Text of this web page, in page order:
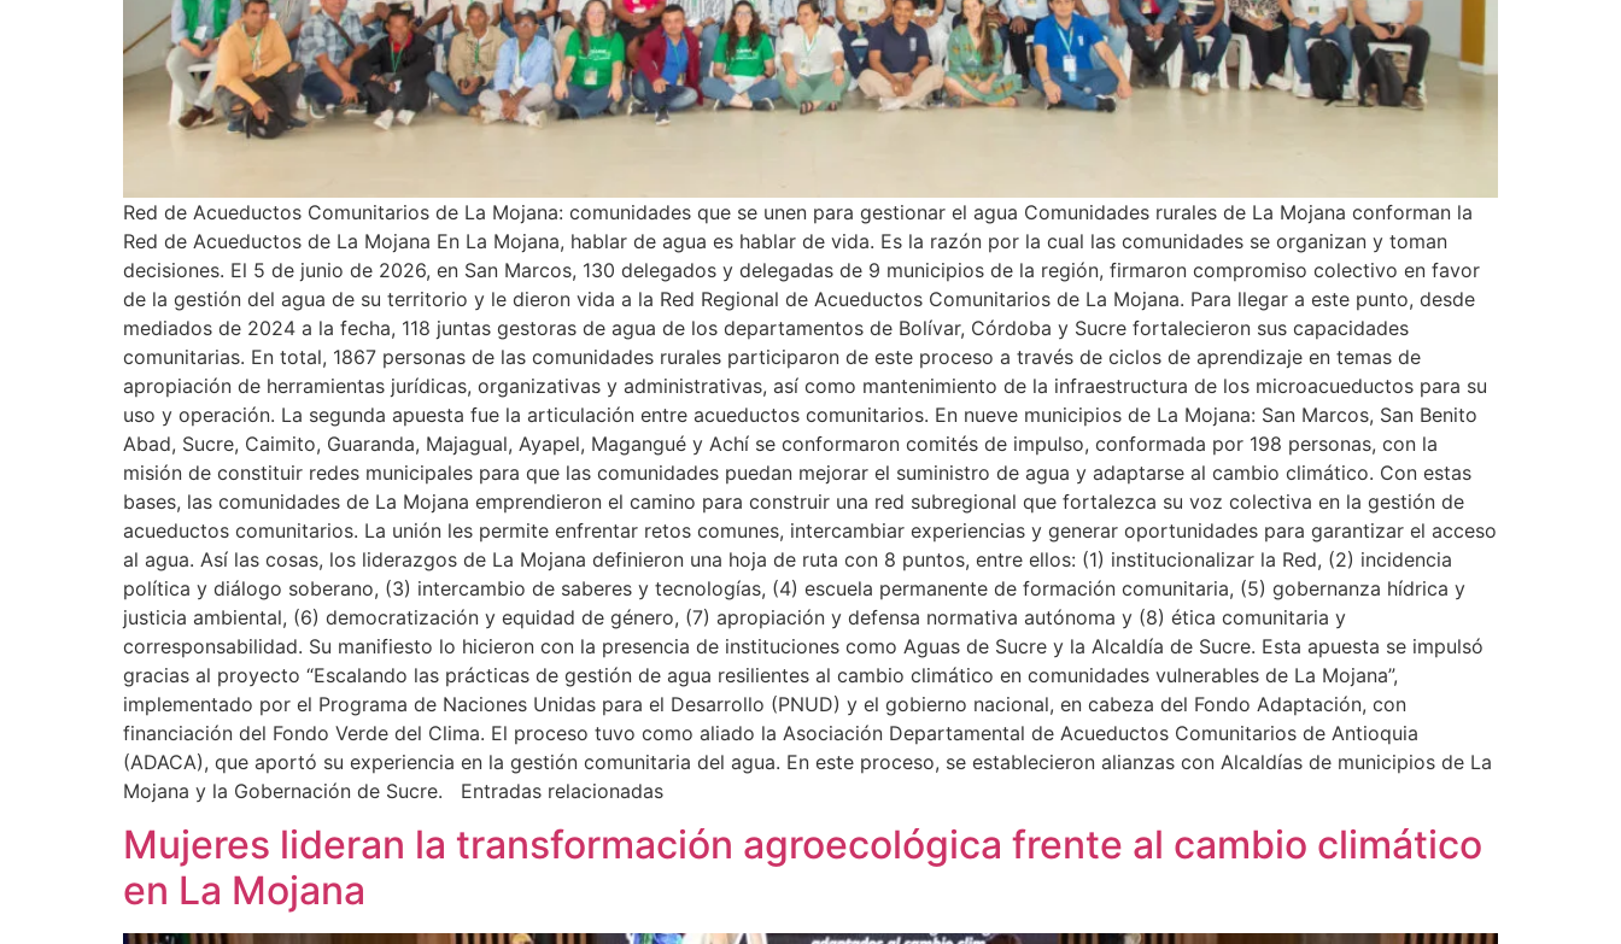
Red de Acueductos Comunitarios de La Mojana: comunidades que se unen para gestionar el agua Comunidades rurales de La Mojana conforman la
Red de Acueductos de La Mojana En La Mojana, hablar de agua es hablar de vida. Es la razón por la cual las comunidades se organizan y toman
decisiones. El 5 de junio de 2026, en San Marcos, 130 delegados y delegadas de 9 municipios de la región, firmaron compromiso colectivo en favor
de la gestión del agua de su territorio y le dieron vida a la Red Regional de Acueductos Comunitarios de La Mojana. Para llegar a este punto, desde
mediados de 2024 a la fecha, 118 juntas gestoras de agua de los departamentos de Bolívar, Córdoba y Sucre fortalecieron sus capacidades
comunitarias. En total, 1867 personas de las comunidades rurales participaron de este proceso a través de ciclos de aprendizaje en temas de
apropiación de herramientas jurídicas, organizativas y administrativas, así como mantenimiento de la infraestructura de los microacueductos para su
uso y operación. La segunda apuesta fue la articulación entre acueductos comunitarios. En nueve municipios de La Mojana: San Marcos, San Benito
Abad, Sucre, Caimito, Guaranda, Majagual, Ayapel, Magangué y Achí se conformaron comités de impulso, conformada por 198 personas, con la
misión de constituir redes municipales para que las comunidades puedan mejorar el suministro de agua y adaptarse al cambio climático. Con estas
bases, las comunidades de La Mojana emprendieron el camino para construir una red subregional que fortalezca su voz colectiva en la gestión de
acueductos comunitarios. La unión les permite enfrentar retos comunes, intercambiar experiencias y generar oportunidades para garantizar el acceso
al agua. Así las cosas, los liderazgos de La Mojana definieron una hoja de ruta con 8 puntos, entre ellos: (1) institucionalizar la Red, (2) incidencia
política y diálogo soberano, (3) intercambio de saberes y tecnologías, (4) escuela permanente de formación comunitaria, (5) gobernanza hídrica y
justicia ambiental, (6) democratización y equidad de género, (7) apropiación y defensa normativa autónoma y (8) ética comunitaria y
corresponsabilidad. Su manifiesto lo hicieron con la presencia de instituciones como Aguas de Sucre y la Alcaldía de Sucre. Esta apuesta se impulsó
gracias al proyecto “Escalando las prácticas de gestión de agua resilientes al cambio climático en comunidades vulnerables de La Mojana”,
implementado por el Programa de Naciones Unidas para el Desarrollo (PNUD) y el gobierno nacional, en cabeza del Fondo Adaptación, con
financiación del Fondo Verde del Clima. El proceso tuvo como aliado la Asociación Departamental de Acueductos Comunitarios de Antioquia
(ADACA), que aportó su experiencia en la gestión comunitaria del agua. En este proceso, se establecieron alianzas con Alcaldías de municipios de La
Mojana y la Gobernación de Sucre. Entradas relacionadas
Mujeres lideran la transformación agroecológica frente al cambio climático
en La Mojana